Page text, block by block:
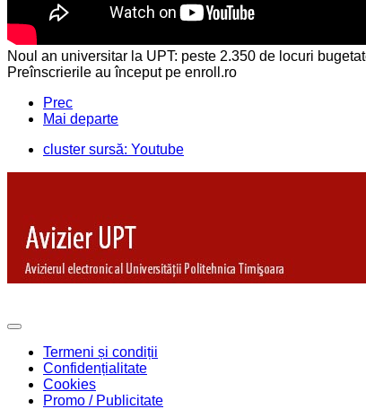
Noul an universitar la UPT: peste 2.350 de locuri
Preînscrierile au început pe enroll.ro
Prec
Mai departe
cluster sursă: Youtube
Termeni și condiții
Confidențialitate
Cookies
Promo / Publicitate